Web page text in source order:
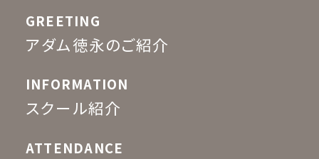
GREETING
アダム徳永のご紹介
INFORMATION
スクール紹介
ATTENDANCE